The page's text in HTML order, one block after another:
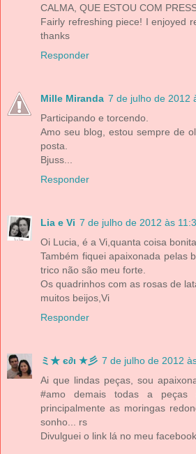
CALMA, QUE ESTOU COM
Fairly refreshing piece! I enjoyed
thanks
Responder
Mille Miranda 7 de julho de 2012
Participando e torcendo.
Amo seu blog, estou sempre de
posta.
Bjuss...
Responder
Lia e Vi 7 de julho de 2012 às
Oi Lucia, é a Vi,quanta coisa
Também fiquei apaixonada pelas
trico não são meu forte.
Os quadrinhos com as rosas de
muitos beijos,Vi
Responder
ミ★ є∂ι ★彡 7 de julho de 2012
Ai que lindas peças, sou
#amo demais todas a
principalmente as moringas
sonho... rs
Divulguei o link lá no meu